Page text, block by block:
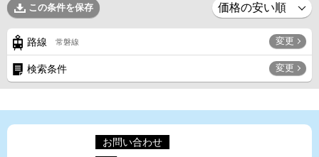
この条件を保存
路線 常磐線 変更
検索条件 変更
お問い合わせ